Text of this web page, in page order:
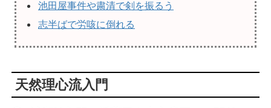
池田屋事件や粛清で剣を振るう
志半ばで労咳に倒れる
天然理心流入門